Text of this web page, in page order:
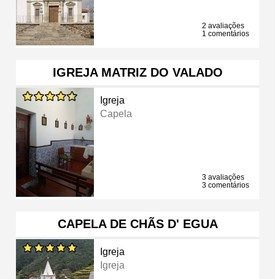
2 avaliações
1 comentários
IGREJA MATRIZ DO VALADO
Igreja
Capela
3 avaliações
3 comentários
CAPELA DE CHÃS D' EGUA
Igreja
Igreja